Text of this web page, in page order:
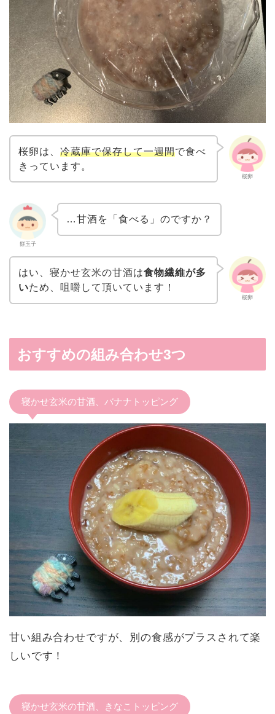
桜卵
桜卵は、 冷蔵庫で保存して一週間で食べ
きっています。
餅玉子
…甘酒を「食べる」のですか？
桜卵
はい、寝かせ玄米の甘酒は食物繊維が多
いため、咀嚼して頂いています！
おすすめの組み合わせ3つ
寝かせ玄米の甘酒、バナナトッピング
甘い組み合わせですが、別の食感がプラスされて楽
しいです！
寝かせ玄米の甘酒、きなこトッピング